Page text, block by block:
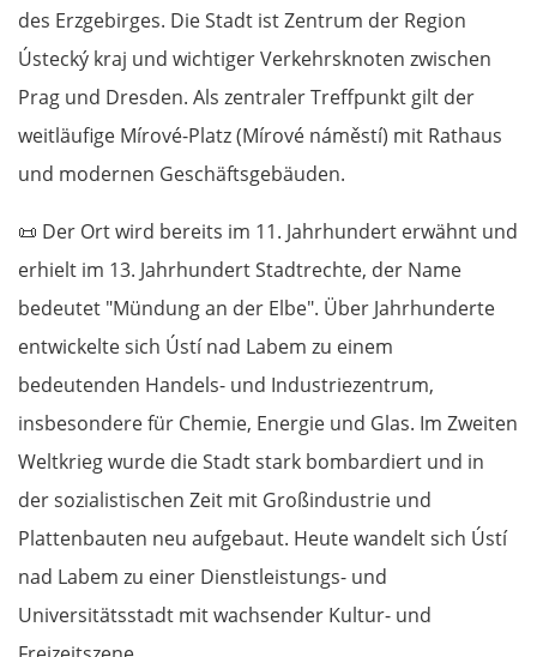
des Erzgebirges. Die Stadt ist Zentrum der Region
Ústecký kraj und wichtiger Verkehrs­knoten zwischen
Prag und Dresden. Als zentraler Treffpunkt gilt der
weitläufige Mírové-Platz (Mírové náměstí) mit Rathaus
und modernen Geschäftsgebäuden.
📜 Der Ort wird bereits im 11. Jahrhundert erwähnt und
erhielt im 13. Jahrhundert Stadtrechte, der Name
bedeutet "Mündung an der Elbe". Über Jahrhunderte
entwickelte sich Ústí nad Labem zu einem
bedeutenden Handels- und Industriezentrum,
insbesondere für Chemie, Energie und Glas. Im Zweiten
Weltkrieg wurde die Stadt stark bombardiert und in
der sozialistischen Zeit mit Großindustrie und
Plattenbauten neu aufgebaut. Heute wandelt sich Ústí
nad Labem zu einer Dienstleistungs- und
Universitätsstadt mit wachsender Kultur- und